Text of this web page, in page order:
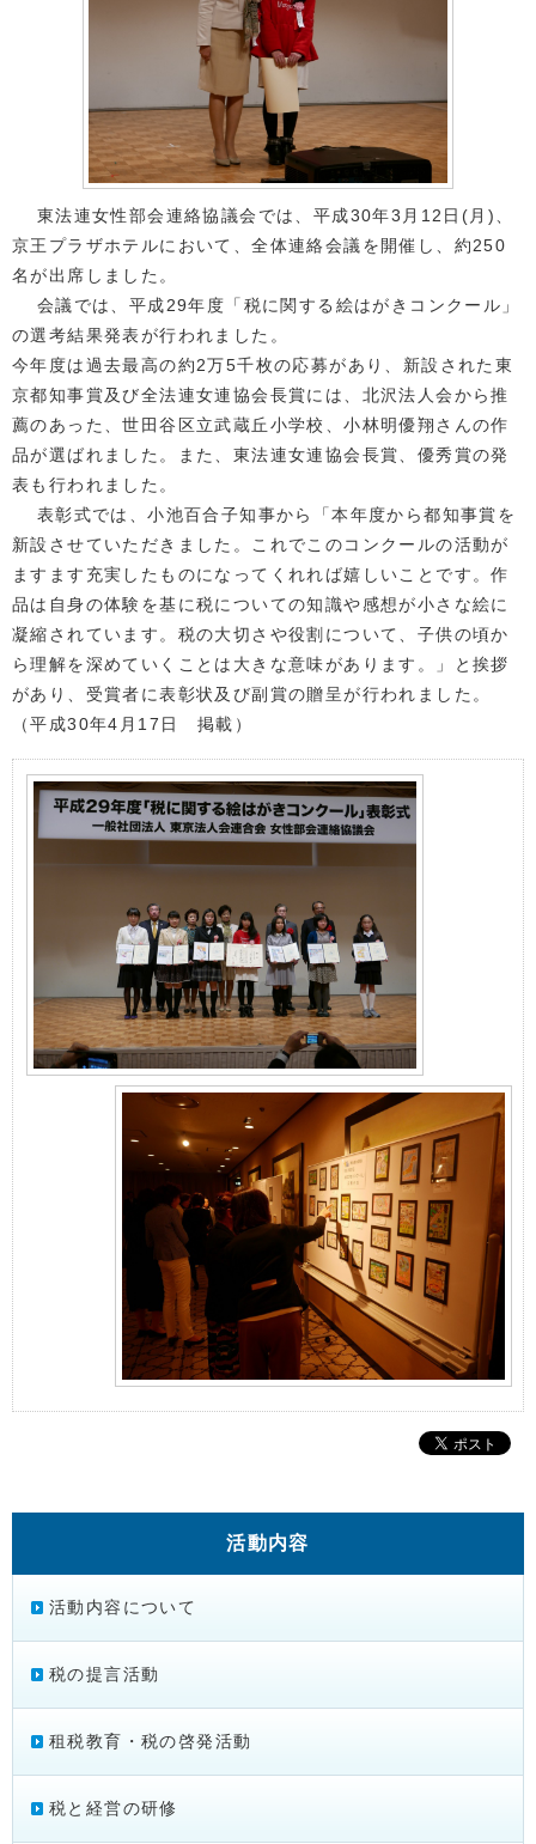
東法連女性部会連絡協議会では、平成30年3月12日(月)、
京王プラザホテルにおいて、全体連絡会議を開催し、約250
名が出席しました。
会議では、平成29年度「税に関する絵はがきコンクール」
の選考結果発表が行われました。
今年度は過去最高の約2万5千枚の応募があり、新設された東
京都知事賞及び全法連女連協会長賞には、北沢法人会から推
薦のあった、世田谷区立武蔵丘小学校、小林明優翔さんの作
品が選ばれました。また、東法連女連協会長賞、優秀賞の発
表も行われました。
表彰式では、小池百合子知事から「本年度から都知事賞を
新設させていただきました。これでこのコンクールの活動が
ますます充実したものになってくれれば嬉しいことです。作
品は自身の体験を基に税についての知識や感想が小さな絵に
凝縮されています。税の大切さや役割について、子供の頃か
ら理解を深めていくことは大きな意味があります。」と挨拶
があり、受賞者に表彰状及び副賞の贈呈が行われました。
（平成30年4月17日 掲載）
活動内容
活動内容について
税の提言活動
租税教育・税の啓発活動
税と経営の研修